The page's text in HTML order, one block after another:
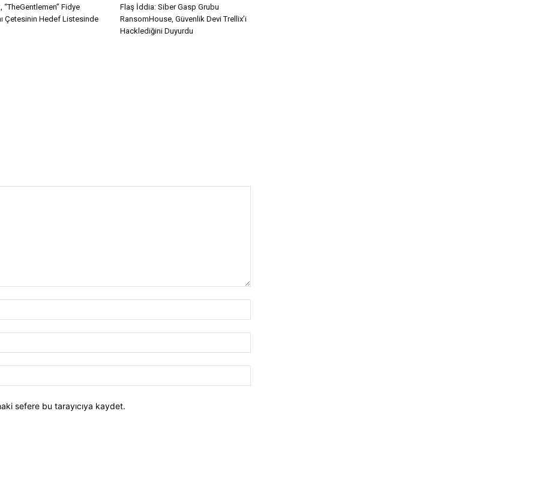
“TheGentlemen” Fidye
Çetesinin Hedef Listesinde
Flaş İddia: Siber Gasp Grubu
RansomHouse, Güvenlik Devi Trellix’i
Hacklediğini Duyurdu
sefere bu tarayıcıya kaydet.